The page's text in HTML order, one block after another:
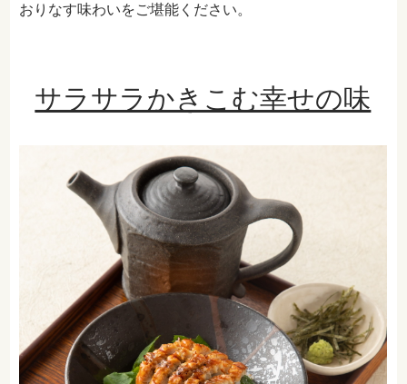
おりなす味わいをご堪能ください。
サラサラかきこむ幸せの味